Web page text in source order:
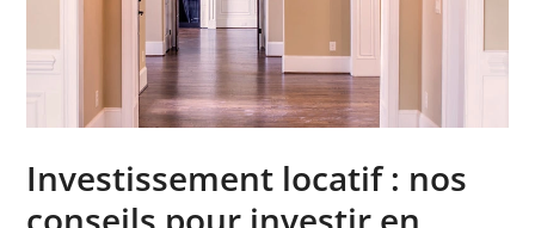
Investissement locatif : nos